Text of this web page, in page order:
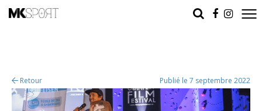
Retour Publié le 7 septembre 2022